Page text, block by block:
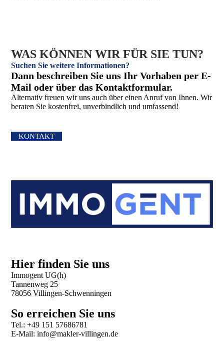
WAS KÖNNEN WIR FÜR SIE TUN?
Suchen Sie weitere Informationen?
Dann beschreiben Sie uns Ihr Vorhaben per E-
Mail oder über das Kontakt­formular.
Alternativ freuen wir uns auch über einen Anruf von Ihnen. Wir
beraten Sie kostenfrei, unverbindlich und umfassend!
KONTAKT
Hier finden Sie uns
Immogent UG(h)
Tannenweg 25
78056 Villingen-Schwenningen
So erreichen Sie uns
Tel.: +49 151 57686781
E-Mail: info@makler-villingen.de